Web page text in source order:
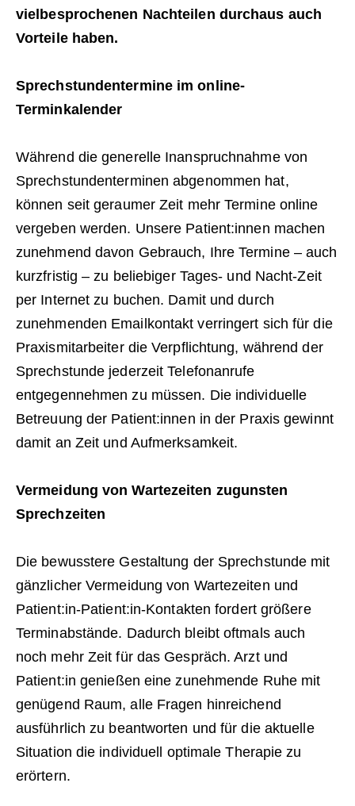
vielbesprochenen Nachteilen durchaus auch
Vorteile haben.
Sprechstundentermine im online-
Terminkalender
Während die generelle Inanspruchnahme von
Sprechstundenterminen abgenommen hat,
können seit geraumer Zeit mehr Termine online
vergeben werden. Unsere Patient:innen machen
zunehmend davon Gebrauch, Ihre Termine – auch
kurzfristig – zu beliebiger Tages- und Nacht-Zeit
per Internet zu buchen. Damit und durch
zunehmenden Emailkontakt verringert sich für die
Praxismitarbeiter die Verpflichtung, während der
Sprechstunde jederzeit Telefonanrufe
entgegennehmen zu müssen. Die individuelle
Betreuung der Patient:innen in der Praxis gewinnt
damit an Zeit und Aufmerksamkeit.
Vermeidung von Wartezeiten zugunsten
Sprechzeiten
Die bewusstere Gestaltung der Sprechstunde mit
gänzlicher Vermeidung von Wartezeiten und
Patient:in-Patient:in-Kontakten fordert größere
Terminabstände. Dadurch bleibt oftmals auch
noch mehr Zeit für das Gespräch. Arzt und
Patient:in genießen eine zunehmende Ruhe mit
genügend Raum, alle Fragen hinreichend
ausführlich zu beantworten und für die aktuelle
Situation die individuell optimale Therapie zu
erörtern.